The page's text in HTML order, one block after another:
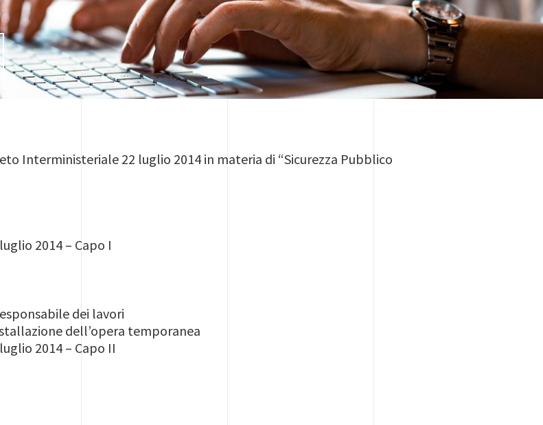
Interministeriale 22 luglio 2014 in materia di “Sicurezza Pubblico
2014 – Capo I
dei lavori
dell’opera temporanea
2014 – Capo II